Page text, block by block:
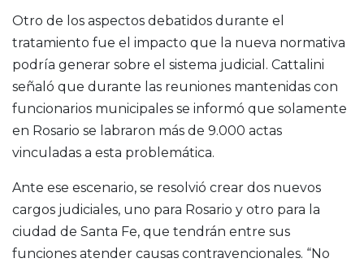
Otro de los aspectos debatidos durante el
tratamiento fue el impacto que la nueva normativa
podría generar sobre el sistema judicial. Cattalini
señaló que durante las reuniones mantenidas con
funcionarios municipales se informó que solamente
en Rosario se labraron más de 9.000 actas
vinculadas a esta problemática.
Ante ese escenario, se resolvió crear dos nuevos
cargos judiciales, uno para Rosario y otro para la
ciudad de Santa Fe, que tendrán entre sus
funciones atender causas contravencionales. “No